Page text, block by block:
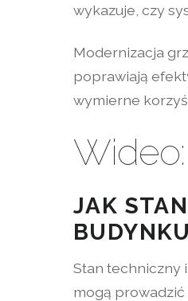
wykazuje, czy
Modernizacja
poprawiają
wymierne
Wideo:
JAK
Stan techniczny
mogą